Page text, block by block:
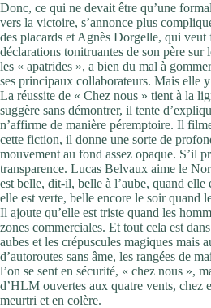
Donc, ce qui ne devait être qu’une
vers la victoire, s’annonce plus
des placards et Agnès Dorgelle, qui veut
déclarations tonitruantes de son père sur
les « apatrides », a bien du mal à
ses principaux collaborateurs. Mais elle
La réussite de « Chez nous » tient à la
suggère sans démontrer, il tente
n’affirme de manière péremptoire. Il
cette fiction, il donne une sorte de
mouvement au fond assez opaque. S’il
transparence. Lucas Belvaux aime le
est belle, dit-il, belle à l’aube, quand elle
elle est verte, belle encore le soir quand
Il ajoute qu’elle est triste quand les
zones commerciales. Et tout cela est
aubes et les crépuscules magiques mais
d’autoroutes sans âme, les rangées de
l’on se sent en sécurité, « chez nous »,
d’HLM ouvertes aux quatre vents,
meurtri et en colère.